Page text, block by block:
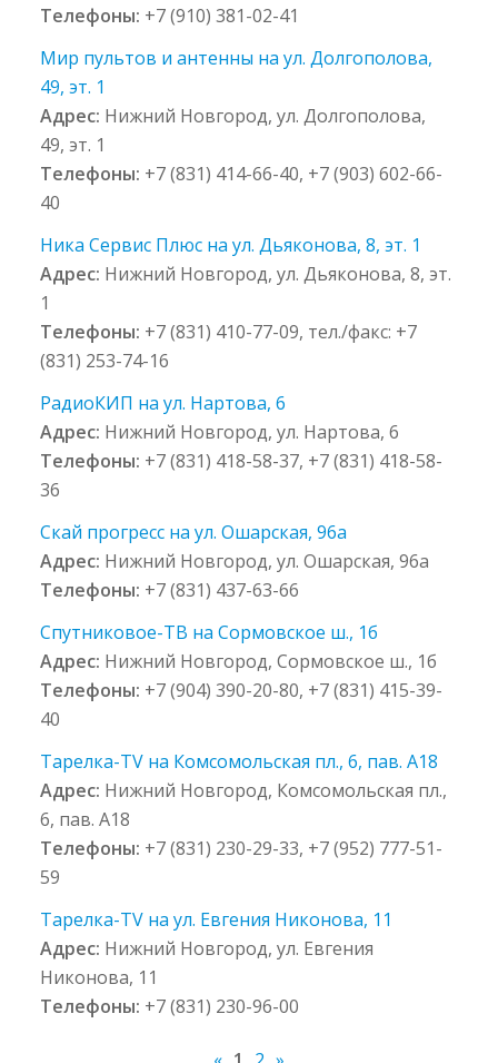
Телефоны: +7 (910) 381-02-41
Мир пультов и антенны на ул. Долгополова,
49, эт. 1
Адрес: Нижний Новгород, ул. Долгополова,
49, эт. 1
Телефоны: +7 (831) 414-66-40, +7 (903) 602-66-
40
Ника Сервис Плюс на ул. Дьяконова, 8, эт. 1
Адрес: Нижний Новгород, ул. Дьяконова, 8, эт.
1
Телефоны: +7 (831) 410-77-09, тел./факс: +7
(831) 253-74-16
РадиоКИП на ул. Нартова, 6
Адрес: Нижний Новгород, ул. Нартова, 6
Телефоны: +7 (831) 418-58-37, +7 (831) 418-58-
36
Скай прогресс на ул. Ошарская, 96а
Адрес: Нижний Новгород, ул. Ошарская, 96а
Телефоны: +7 (831) 437-63-66
Спутниковое-ТВ на Сормовское ш., 1б
Адрес: Нижний Новгород, Сормовское ш., 1б
Телефоны: +7 (904) 390-20-80, +7 (831) 415-39-
40
Тарелка-TV на Комсомольская пл., 6, пав. А18
Адрес: Нижний Новгород, Комсомольская пл.,
6, пав. А18
Телефоны: +7 (831) 230-29-33, +7 (952) 777-51-
59
Тарелка-TV на ул. Евгения Никонова, 11
Адрес: Нижний Новгород, ул. Евгения
Никонова, 11
Телефоны: +7 (831) 230-96-00